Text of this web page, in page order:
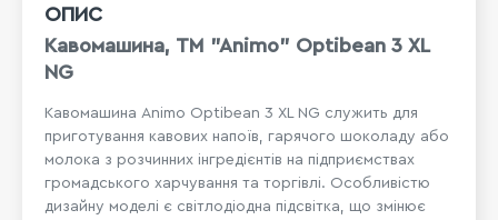
ОПИС
Кавомашина, TM "Animo" Optibean 3 XL
NG
Кавомашина Animo Optibean 3 XL NG служить для
приготування кавових напоїв, гарячого шоколаду або
молока з розчинних інгредієнтів на підприємствах
громадського харчування та торгівлі. Особливістю
дизайну моделі є світлодіодна підсвітка, що змінює